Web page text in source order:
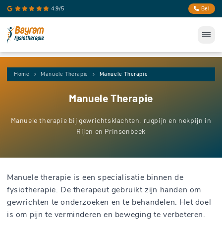
4.9/5 Bel
Home Manuele Therapie Manuele Therapie
Manuele Therapie
Manuele therapie bij gewrichtsklachten, rugpijn en nekpijn in
Rijen en Prinsenbeek
Manuele therapie is een specialisatie binnen de
fysiotherapie. De therapeut gebruikt zijn handen om
gewrichten te onderzoeken en te behandelen. Het doel
is om pijn te verminderen en beweging te verbeteren.